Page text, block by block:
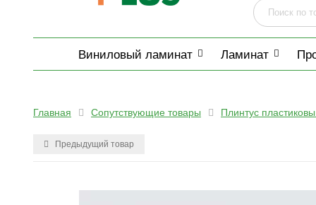
Виниловый ламинат Ламинат
Главная Сопутствующие товары Плинтус
Предыдущий товар